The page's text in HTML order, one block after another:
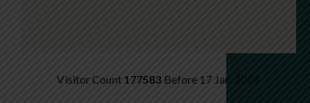
Visitor Count 177583 Before 17 Jan. 2024